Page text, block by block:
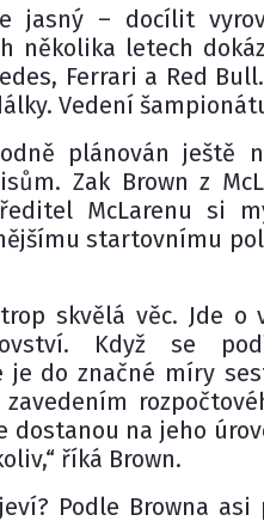
jasný – docílit
několika letech
Ferrari a Red
Vedení
plánován ještě
Zak Brown z
McLarenu si
startovnímu
skvělá věc. Jde o
Když se
do značné míry
na jeho
říká Brown.
Podle Browna asi